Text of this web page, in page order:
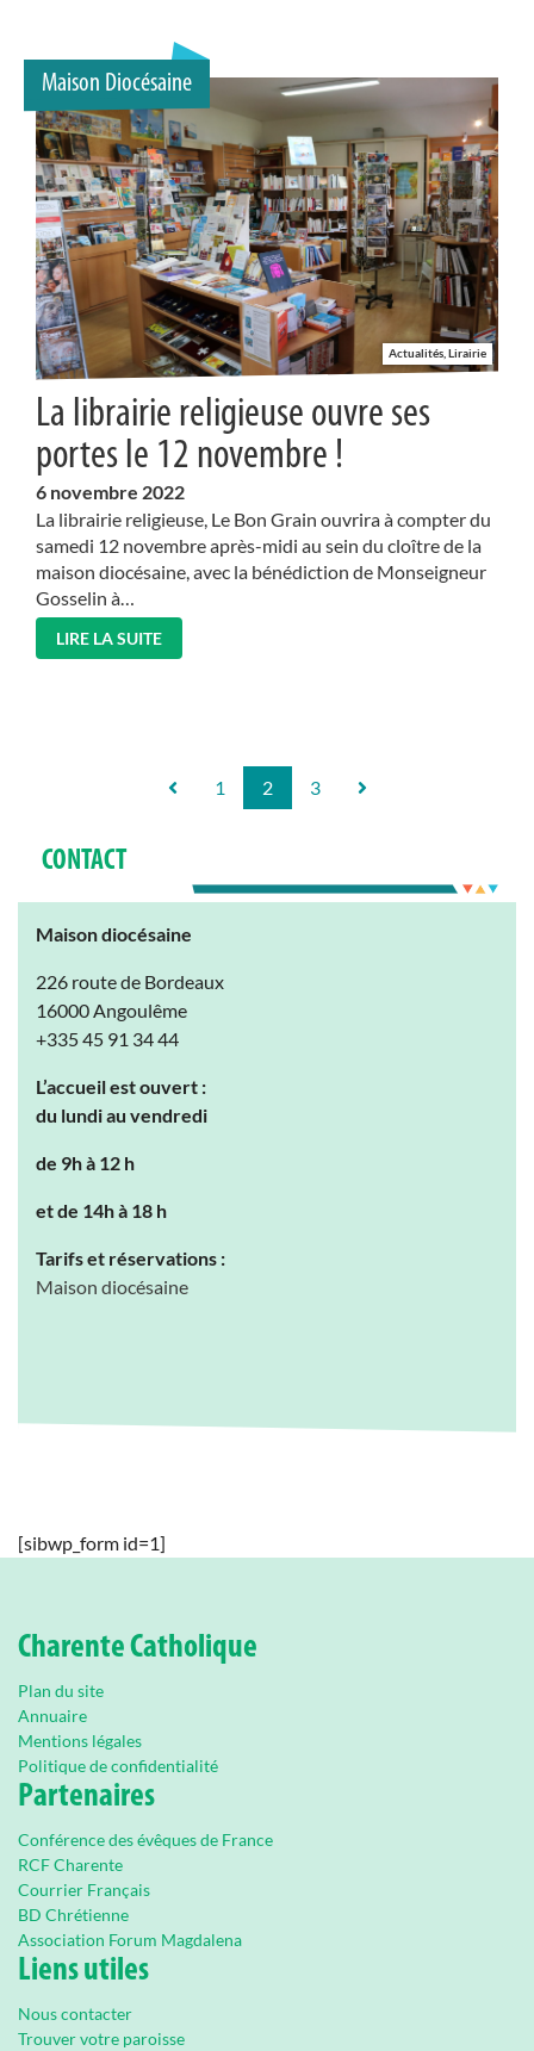
Maison Diocésaine
Actualités, Lirairie
La librairie religieuse ouvre ses
portes le 12 novembre !
6 novembre 2022
La librairie religieuse, Le Bon Grain ouvrira à compter du
samedi 12 novembre après-midi au sein du cloître de la
maison diocésaine, avec la bénédiction de Monseigneur
Gosselin à…
LIRE LA SUITE
1 2 3
CONTACT
Maison diocésaine
226 route de Bordeaux
16000 Angoulême
+335 45 91 34 44
L’accueil est ouvert :
du lundi au vendredi
de 9h à 12 h
et de 14h à 18 h
Tarifs et réservations :
Maison diocésaine
[sibwp_form id=1]
Charente Catholique
Plan du site
Annuaire
Mentions légales
Politique de confidentialité
Partenaires
Conférence des évêques de France
RCF Charente
Courrier Français
BD Chrétienne
Association Forum Magdalena
Liens utiles
Nous contacter
Trouver votre paroisse